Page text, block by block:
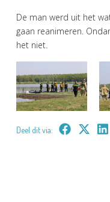
De man werd uit het
gaan reanimeren.
het niet.
Deel dit via: